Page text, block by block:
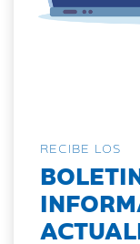
RECIBE LOS